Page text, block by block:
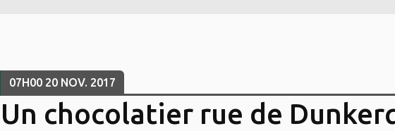
07H00 20 NOV. 2017
Un chocolatier rue de